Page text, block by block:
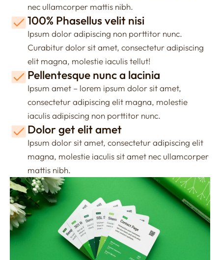
nec ullamcorper mattis nibh.
100% Phasellus velit nisi
Ipsum dolor adipiscing non porttitor nunc.
Curabitur dolor sit amet, consectetur adipiscing
elit magna, molestie iaculis tellut!
Pellentesque nunc a lacinia
Ipsum amet – lorem ipsum dolor sit amet,
consectetur adipiscing elit magna, molestie
iaculis adipiscing non porttitor nunc.
Dolor get elit amet
Ipsum dolor sit amet, consectetur adipiscing elit
magna, molestie iaculis sit amet nec ullamcorper
mattis nibh.